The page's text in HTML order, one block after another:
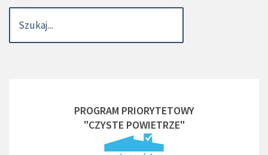
PROGRAM PRIORYTETOWY
"CZYSTE POWIETRZE"